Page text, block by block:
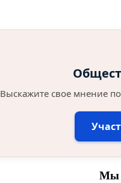
Выскажите свое мнение
Мы